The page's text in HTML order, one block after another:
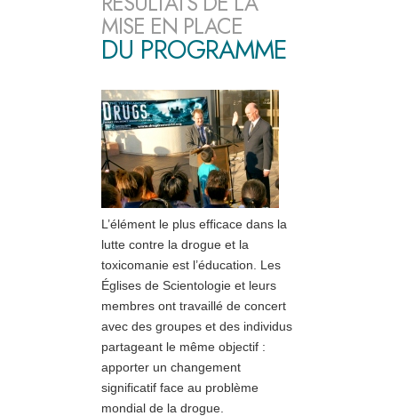
MISE EN PLACE
DU PROGRAMME
L’élément le plus efficace dans la
lutte contre la drogue et la
toxicomanie est l’éducation. Les
Églises de Scientologie et leurs
membres ont travaillé de concert
avec des groupes et des individus
partageant le même objectif :
apporter un changement
significatif face au problème
mondial de la drogue.